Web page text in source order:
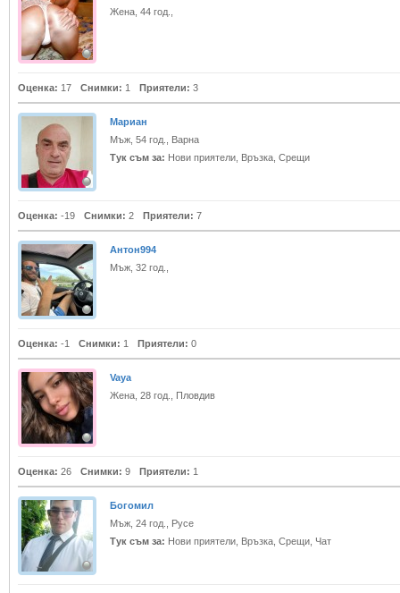
Жена, 44 год.,
Оценка: 17 Снимки: 1 Приятели: 3
Мариан
Мъж, 54 год., Варна
Тук съм за: Нови приятели, Връзка, Срещи
Оценка: -19 Снимки: 2 Приятели: 7
Антон994
Мъж, 32 год.,
Оценка: -1 Снимки: 1 Приятели: 0
Vaya
Жена, 28 год., Пловдив
Оценка: 26 Снимки: 9 Приятели: 1
Богомил
Мъж, 24 год., Русе
Тук съм за: Нови приятели, Връзка, Срещи, Чат